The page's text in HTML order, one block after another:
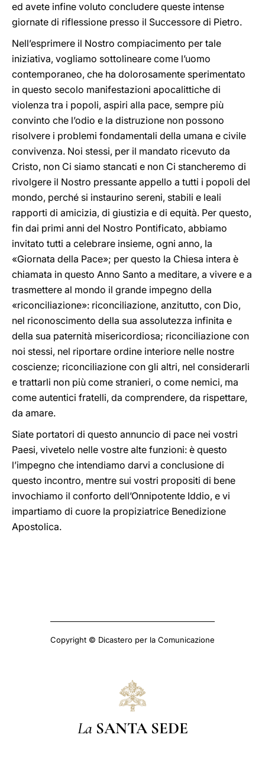
ed avete infine voluto concludere queste intense
giornate di riflessione presso il Successore di Pietro.
Nell’esprimere il Nostro compiacimento per tale
iniziativa, vogliamo sottolineare come l’uomo
contemporaneo, che ha dolorosamente sperimentato
in questo secolo manifestazioni apocalittiche di
violenza tra i popoli, aspiri alla pace, sempre più
convinto che l’odio e la distruzione non possono
risolvere i problemi fondamentali della umana e civile
convivenza. Noi stessi, per il mandato ricevuto da
Cristo, non Ci siamo stancati e non Ci stancheremo di
rivolgere il Nostro pressante appello a tutti i popoli del
mondo, perché si instaurino sereni, stabili e leali
rapporti di amicizia, di giustizia e di equità. Per questo,
fin dai primi anni del Nostro Pontificato, abbiamo
invitato tutti a celebrare insieme, ogni anno, la
«Giornata della Pace»; per questo la Chiesa intera è
chiamata in questo Anno Santo a meditare, a vivere e a
trasmettere al mondo il grande impegno della
«riconciliazione»: riconciliazione, anzitutto, con Dio,
nel riconoscimento della sua assolutezza infinita e
della sua paternità misericordiosa; riconciliazione con
noi stessi, nel riportare ordine interiore nelle nostre
coscienze; riconciliazione con gli altri, nel considerarli
e trattarli non più come stranieri, o come nemici, ma
come autentici fratelli, da comprendere, da rispettare,
da amare.
Siate portatori di questo annuncio di pace nei vostri
Paesi, vivetelo nelle vostre alte funzioni: è questo
l’impegno che intendiamo darvi a conclusione di
questo incontro, mentre sui vostri propositi di bene
invochiamo il conforto dell’Onnipotente Iddio, e vi
impartiamo di cuore la propiziatrice Benedizione
Apostolica.
Copyright © Dicastero per la Comunicazione
La SANTA SEDE